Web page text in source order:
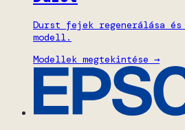
Durst fejek regenerálása
modell.
Modellek megtekintése →